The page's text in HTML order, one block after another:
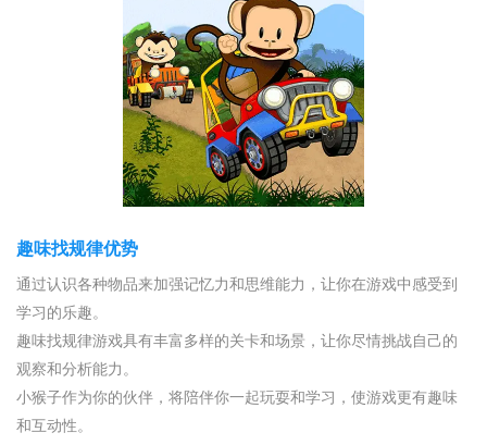
趣味找规律优势
通过认识各种物品来加强记忆力和思维能力，让你在游戏中感受到
学习的乐趣。
趣味找规律游戏具有丰富多样的关卡和场景，让你尽情挑战自己的
观察和分析能力。
小猴子作为你的伙伴，将陪伴你一起玩耍和学习，使游戏更有趣味
和互动性。